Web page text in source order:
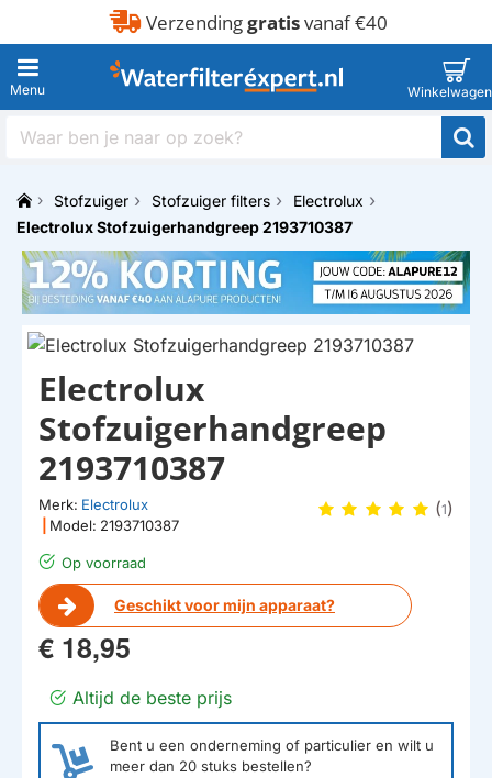
Verzendinggratisvanaf €40
Waar
naar
oph
m
e
Stofzuiger Stofzuiger filters
Electrolux
Electrolux Stofzuigerhandgreep 2193710387
Op voorraad
Geschikt voor mijn apparaat?
Electrolux
Stofzuigerhandgreep
2193710387
Merk: Electrolux
Model: 2193710387
(1)
€ 18,95
Altijd de beste prijs
Bent u een onderneming of particulier en wilt u
meer dan 20 stuks bestellen?